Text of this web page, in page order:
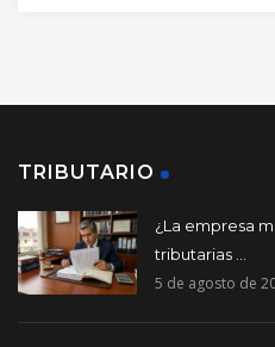
TRIBUTARIO
¿La empresa
tributarias ...
5 de agosto de